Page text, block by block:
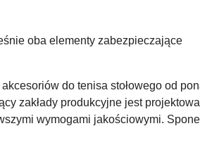
oba elementy zabezpieczające
do tenisa stołowego od
zakłady produkcyjne jest
wymogami jakościowymi.